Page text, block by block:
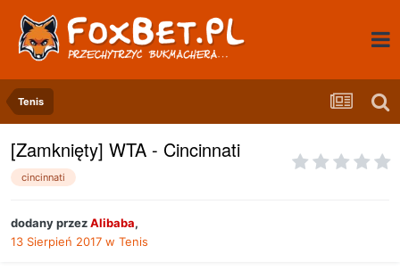
Tenis
[Zamknięty] WTA - Cincinnati
cincinnati
dodany przezAlibaba,
13 Sierpień 2017 w Tenis